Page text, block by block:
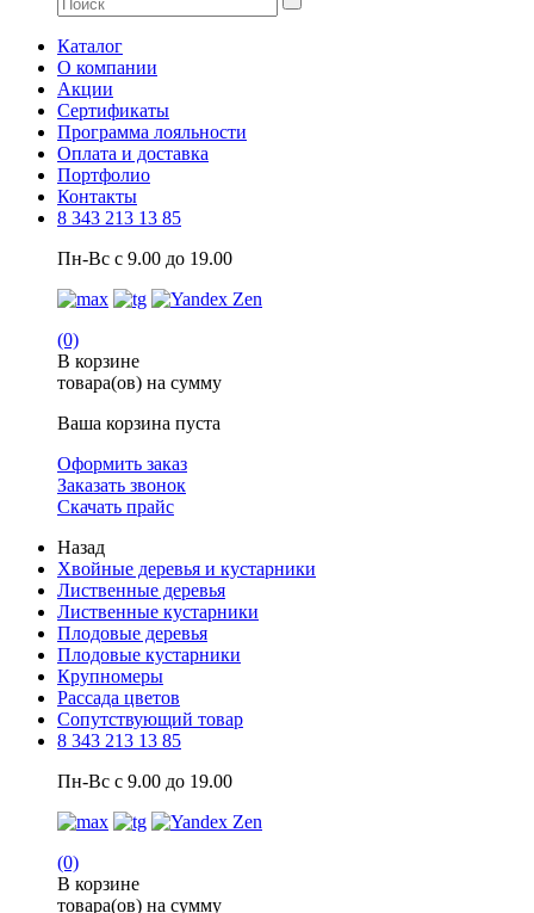
Каталог
О компании
Акции
Сертификаты
Программа лояльности
Оплата и доставка
Портфолио
Контакты
8 343 213 13 85
Пн-Вс с 9.00 до 19.00
(0)
В корзине
товара(ов) на сумму
Ваша корзина пуста
Оформить заказ
Заказать звонок
Скачать прайс
Назад
Хвойные деревья и кустарники
Лиственные деревья
Лиственные кустарники
Плодовые деревья
Плодовые кустарники
Крупномеры
Рассада цветов
Сопутствующий товар
8 343 213 13 85
Пн-Вс с 9.00 до 19.00
(0)
В корзине
товара(ов) на сумму